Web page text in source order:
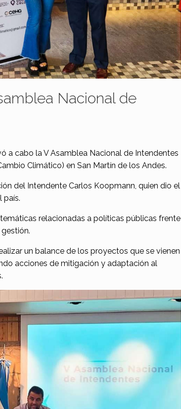
Nacional de
a cabo la V Asamblea Nacional de Intendentes
Climático) en San Martín de los Andes.
del Intendente Carlos Koopmann, quien dio el
país.
relacionadas a políticas públicas frente
un balance de los proyectos que se vienen
acciones de mitigación y adaptación al